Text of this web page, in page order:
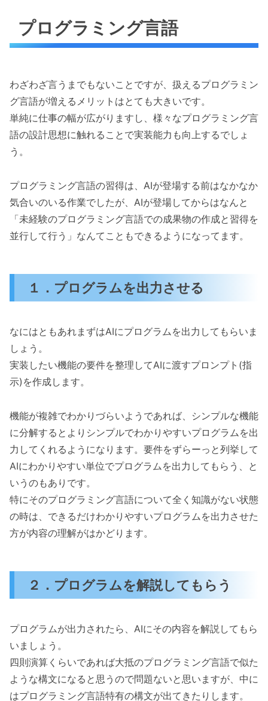
プログラミング言語
わざわざ言うまでもないことですが、扱えるプログラミン
グ言語が増えるメリットはとても大きいです。
単純に仕事の幅が広がりますし、様々なプログラミング言
語の設計思想に触れることで実装能力も向上するでしょ
う。
プログラミング言語の習得は、AIが登場する前はなかなか
気合いのいる作業でしたが、AIが登場してからはなんと
「未経験のプログラミング言語での成果物の作成と習得を
並行して行う」なんてこともできるようになってます。
１．プログラムを出力させる
なにはともあれまずはAIにプログラムを出力してもらいま
しょう。
実装したい機能の要件を整理してAIに渡すプロンプト(指
示)を作成します。
機能が複雑でわかりづらいようであれば、シンプルな機能
に分解するとよりシンプルでわかりやすいプログラムを出
力してくれるようになります。要件をずらーっと列挙して
AIにわかりやすい単位でプログラムを出力してもらう、と
いうのもありです。
特にそのプログラミング言語について全く知識がない状態
の時は、できるだけわかりやすいプログラムを出力させた
方が内容の理解がはかどります。
２．プログラムを解説してもらう
プログラムが出力されたら、AIにその内容を解説してもら
いましょう。
四則演算くらいであれば大抵のプログラミング言語で似た
ような構文になると思うので問題ないと思いますが、中に
はプログラミング言語特有の構文が出てきたりします。